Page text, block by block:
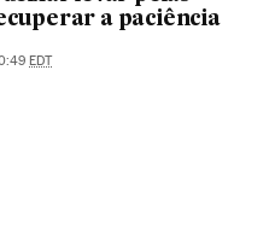
a paciência
EDT